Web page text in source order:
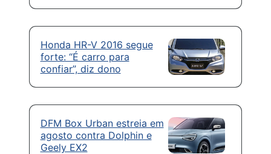
Honda HR-V 2016 segue
forte: “É carro para
confiar”, diz dono
DFM Box Urban estreia em
agosto contra Dolphin e
Geely EX2